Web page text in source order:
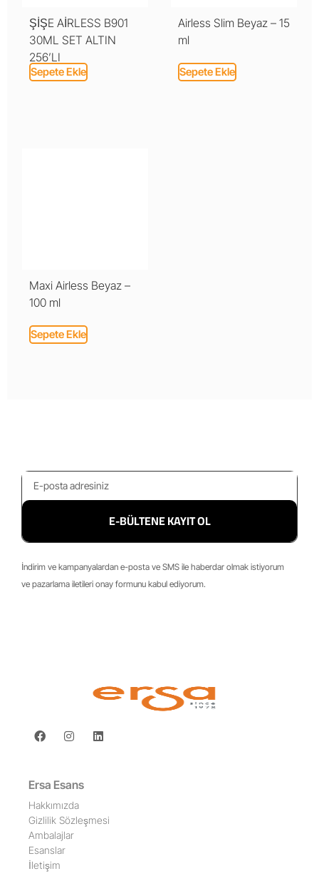
ŞİŞE AİRLESS B901
30ML SET ALTIN
256’LI
Sepete Ekle
Airless Slim Beyaz – 15
ml
Sepete Ekle
Maxi Airless Beyaz –
100 ml
Sepete Ekle
E-BÜLTENE KAYIT OL
İndirim ve kampanyalardan e-posta ve SMS ile haberdar olmak istiyorum
ve pazarlama iletileri onay formunu kabul ediyorum.
Ersa Esans
Hakkımızda
Gizlilik Sözleşmesi
Ambalajlar
Esanslar
İletişim